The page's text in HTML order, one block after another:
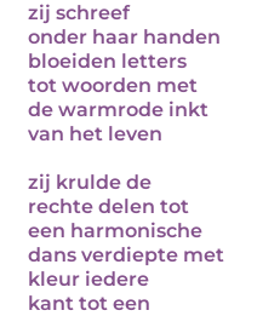
zij schreef
onder haar handen
bloeiden letters
tot woorden met
de warmrode inkt
van het leven
zij krulde de
rechte delen tot
een harmonische
dans verdiepte met
kleur iedere
kant tot een